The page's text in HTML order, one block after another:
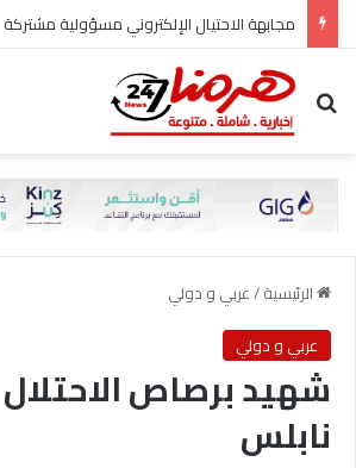
مجابهة الاحتيال الإلكتروني مسؤولية مشتركة
بحث عن
الرئيسية/عربي و دولي
عربي و دولي
شهيد برصاص
نابلس